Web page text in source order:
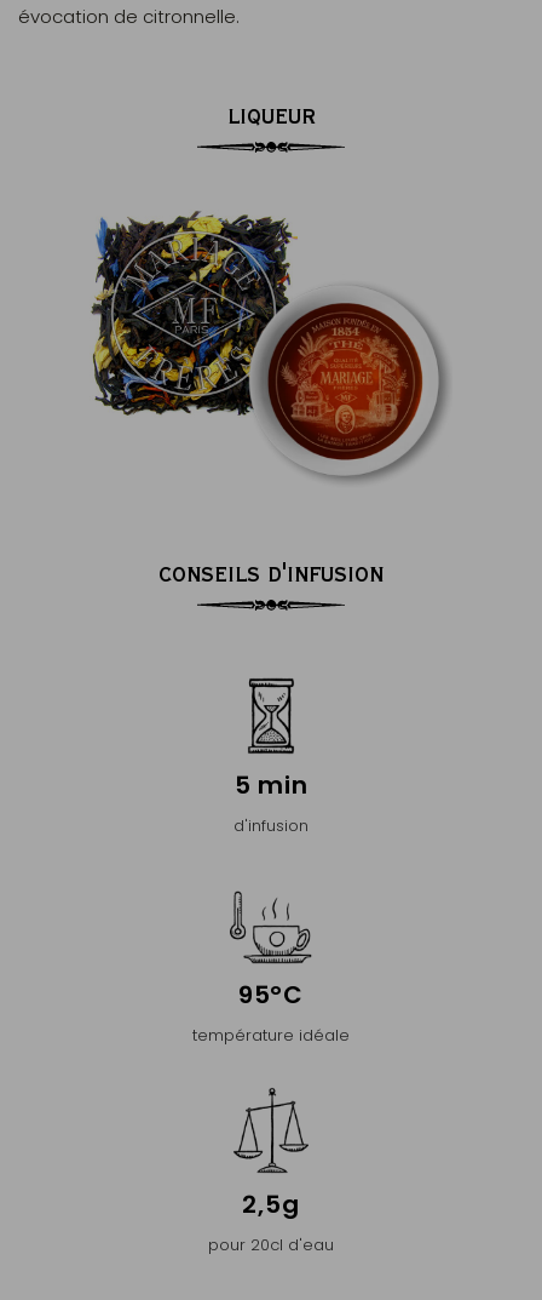
évocation de citronnelle.
LIQUEUR
CONSEILS D'INFUSION
5 min
d'infusion
95°C
température idéale
2,5g
pour 20cl d'eau